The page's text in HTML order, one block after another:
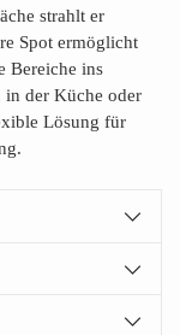
strahlt er
Spot ermöglicht
Bereiche ins
in der Küche oder
Lösung für